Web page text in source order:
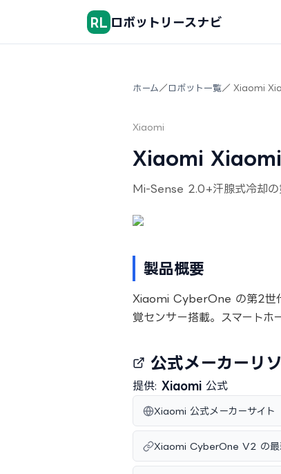
RL ロボットリースナビ
ホーム ／ ロボット一覧／ Xiaomi
Xiaomi
Xiaomi Xiaomi
Mi-Sense 2.0+汗腺式冷却の
製品概要
Xiaomi CyberOne の第2世
覚センサー搭載。スマートホ
公式メーカーリ
提供: Xiaomi 公式
Xiaomi 公式メーカーサイト
Xiaomi CyberOne V2 の最